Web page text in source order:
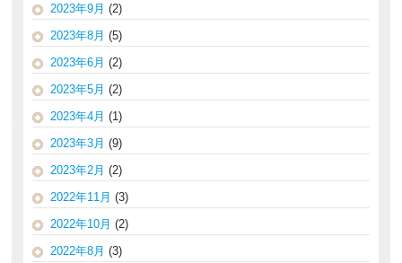
2023年9月 (2)
2023年8月 (5)
2023年6月 (2)
2023年5月 (2)
2023年4月 (1)
2023年3月 (9)
2023年2月 (2)
2022年11月 (3)
2022年10月 (2)
2022年8月 (3)